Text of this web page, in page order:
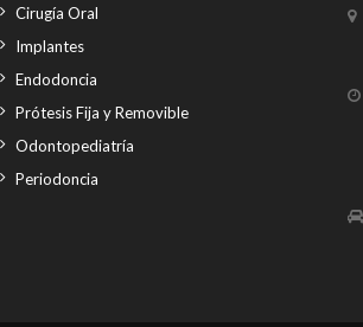
Cirugía Oral
Implantes
Endodoncia
Prótesis Fija y Removible
Odontopediatría
Periodoncia